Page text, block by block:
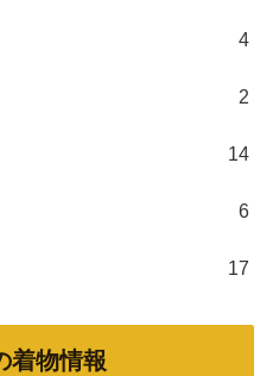
4
2
14
6
17
着物情報